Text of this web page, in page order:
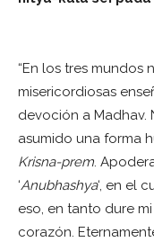
“En los tres mundos
misericordiosas
devoción a Madhav.
asumido una forma
Krisna-prem.
‘Anubhashya‘, en el
eso, en tanto dure
corazón.